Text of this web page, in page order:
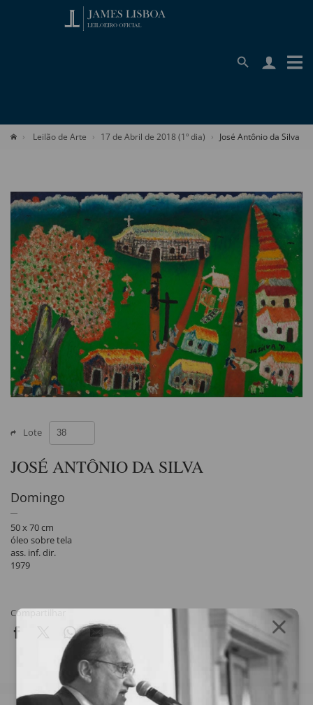
Leilão de Arte 17 de Abril de 2018 (1º dia) José Antônio da Silva
Lote
JOSÉ ANTÔNIO DA SILVA
Domingo
50 x 70 cm
óleo sobre tela
ass. inf. dir.
1979
Compartilhar